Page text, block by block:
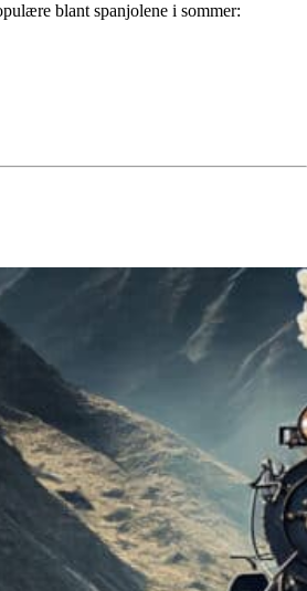
blant spanjolene i sommer: